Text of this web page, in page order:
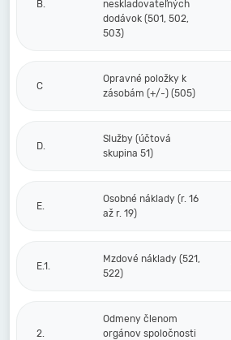
B.
neskladovateľných
dodávok (501, 502,
503)
C
Opravné položky k
zásobám (+/-) (505)
D.
Služby (účtová
skupina 51)
E.
Osobné náklady (r. 16
až r. 19)
E.1.
Mzdové náklady (521,
522)
2.
Odmeny členom
orgánov spoločnosti